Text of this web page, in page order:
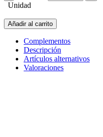
Unidad
Añadir al carrito
Complementos
Descripción
Artículos alternativos
Valoraciones